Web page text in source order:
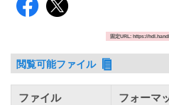
固定URL: https://
閲覧可能ファイル
ファイル フォーマ